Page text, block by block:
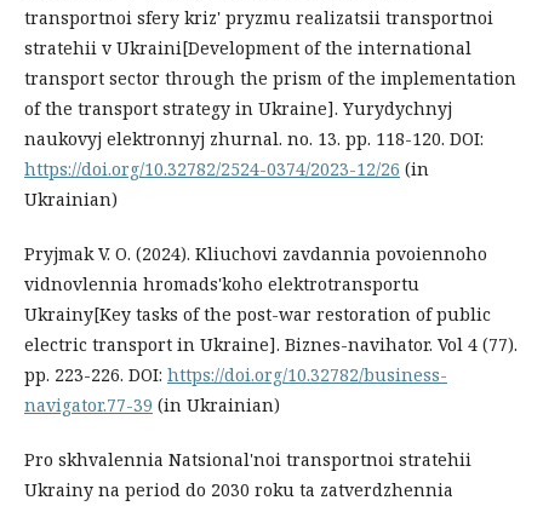
transportnoi sfery kriz' pryzmu realizatsii transportnoi
stratehii v Ukraini[Development of the international
transport sector through the prism of the implementation
of the transport strategy in Ukraine]. Yurydychnyj
naukovyj elektronnyj zhurnal. no. 13. pp. 118-120. DOI:
https://doi.org/10.32782/2524-0374/2023-12/26 (in
Ukrainian)
Pryjmak V. O. (2024). Kliuchovi zavdannia povoiennoho
vidnovlennia hromads'koho elektrotransportu
Ukrainy[Key tasks of the post-war restoration of public
electric transport in Ukraine]. Biznes-navihator. Vol 4 (77).
pp. 223-226. DOI: https://doi.org/10.32782/business-
navigator.77-39 (in Ukrainian)
Pro skhvalennia Natsional'noi transportnoi stratehii
Ukrainy na period do 2030 roku ta zatverdzhennia